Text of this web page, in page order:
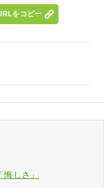
をコピー
しさ」